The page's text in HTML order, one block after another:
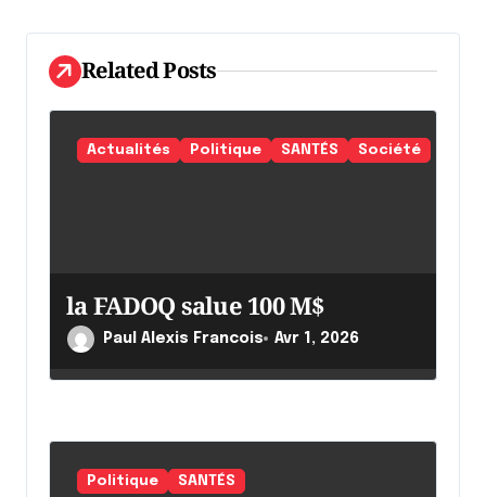
l
'
a
r
l
e
Related Posts
Actualités Politique SANTÉS Société
la FADOQ salue 100 M$
Paul Alexis Francois Avr 1, 2026
Politique SANTÉS